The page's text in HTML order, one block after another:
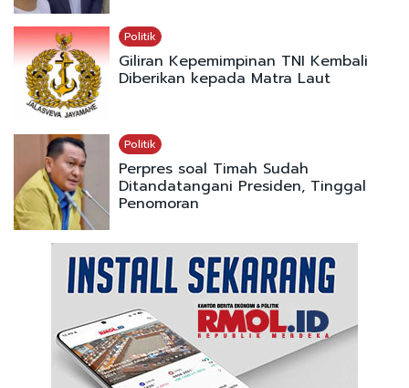
Politik
Giliran Kepemimpinan TNI Kembali
Diberikan kepada Matra Laut
Politik
Perpres soal Timah Sudah
Ditandatangani Presiden, Tinggal
Penomoran